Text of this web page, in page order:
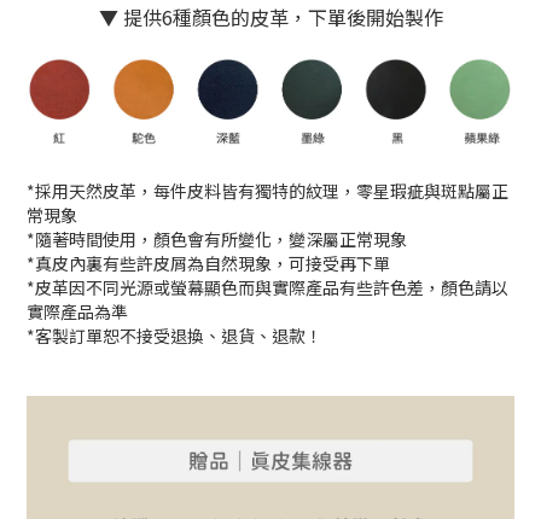
▼ 提供6種顏色的皮革，下單後開始製作
*採用天然皮革，每件皮料皆有獨特的紋理，零星瑕疵與斑點屬正
常現象
*隨著時間使用，顏色會有所變化，變深屬正常現象
*真皮內裏有些許皮屑為自然現象，可接受再下單
*皮革因不同光源或螢幕顯色而與實際產品有些許色差，顏色請以
實際產品為準
*客製訂單恕不接受退換、退貨、退款！